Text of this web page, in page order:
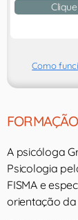
Como
A psicóloga
Psicologia
FISMA e
orientação da